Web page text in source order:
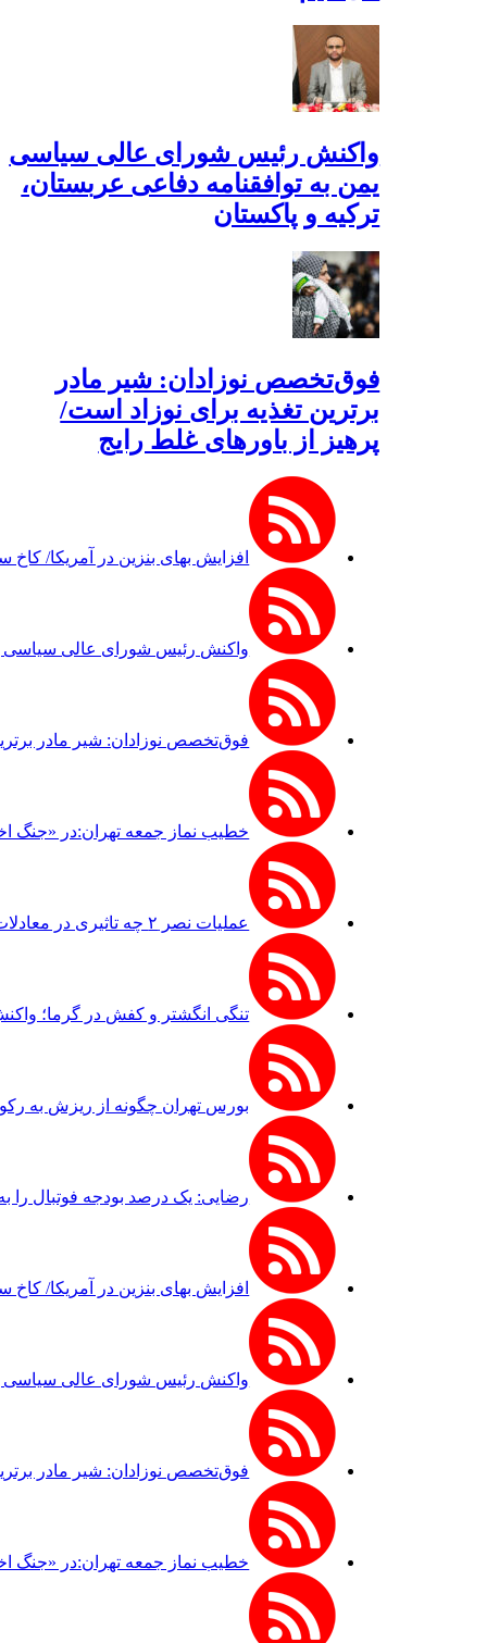
واکنش رئیس شورای عالی سیاسی
یمن به توافقنامه دفاعی عربستان،
ترکیه و پاکستان
فوق‌تخصص نوزادان: شیر مادر
برترین تغذیه برای نوزاد است/
پرهیز از باورهای غلط رایج
افزایش بهای بنزین در آمریکا/
واکنش رئیس شورای عالی سیاسی
فوق‌تخصص نوزادان: شیر مادر
خطیب نماز جمعه تهران:در «جنگ
عملیات نصر ۲ چه تاثیری در معادلات جنگ داشت؟ *سعدالله زارعی
تنگی انگشتر و کفش در گرما؛
بورس تهران چگونه از ریزش به
رضایی: یک درصد بودجه فوتبال را
افزایش بهای بنزین در آمریکا/
واکنش رئیس شورای عالی سیاسی
فوق‌تخصص نوزادان: شیر مادر
خطیب نماز جمعه تهران:در «جنگ